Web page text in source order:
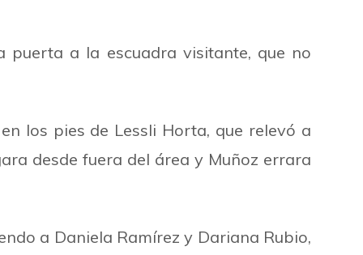
a la escuadra visitante, que no
los pies de Lessli Horta, que relevó a
desde fuera del área y Muñoz errara
a Daniela Ramírez y Dariana Rubio,